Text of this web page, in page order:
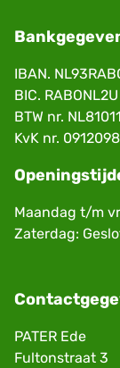
IBAN.
BIC. RABONL2U
BTW nr.
KvK nr.
Maandag t/m
Zaterdag:
PATER Ede
Fultonstraat 3